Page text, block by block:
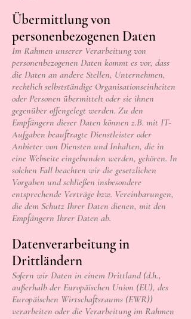
Übermittlung von
personenbezogenen Daten
Im Rahmen unserer Verarbeitung von
personenbezogenen Daten kommt es vor, dass
die Daten an andere Stellen, Unternehmen,
rechtlich selbstständige Organisationseinheiten
oder Personen übermittelt oder sie ihnen
gegenüber offengelegt werden. Zu den
Empfängern dieser Daten können z.B. mit IT-
Aufgaben beauftragte Dienstleister oder
Anbieter von Diensten und Inhalten, die in
eine Webseite eingebunden werden, gehören. In
solchen Fall beachten wir die gesetzlichen
Vorgaben und schließen insbesondere
entsprechende Verträge bzw. Vereinbarungen,
die dem Schutz Ihrer Daten dienen, mit den
Empfängern Ihrer Daten ab.
Datenverarbeitung in
Drittländern
Sofern wir Daten in einem Drittland (d.h.,
außerhalb der Europäischen Union (EU), des
Europäischen Wirtschaftsraums (EWR))
verarbeiten oder die Verarbeitung im Rahmen